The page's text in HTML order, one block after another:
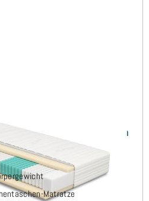
TTFK-Matratze 80x210 cm
Matratze